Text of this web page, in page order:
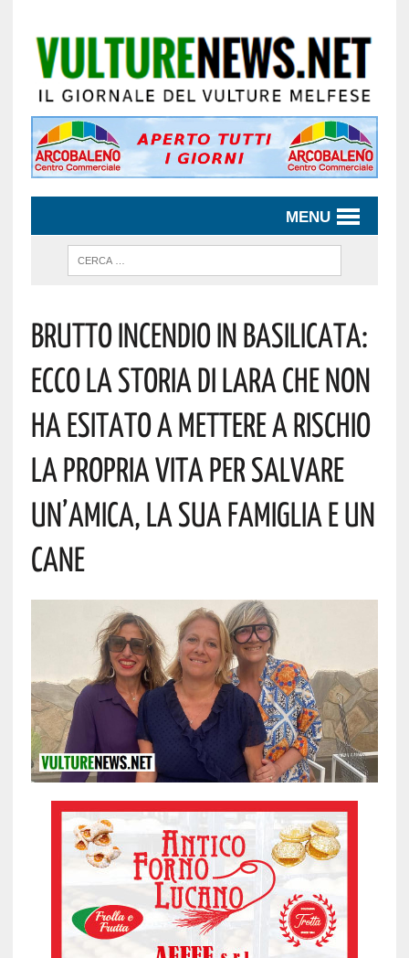
MENU
Brutto Incendio In Basilicata:
Ecco La Storia Di Lara Che Non
Ha Esitato A Mettere A Rischio
La Propria Vita Per Salvare
Un’amica, La Sua Famiglia E Un
Cane